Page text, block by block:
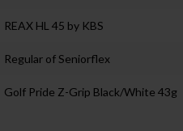
REAX HL 45 by KBS
Regular of Seniorflex
Golf Pride Z-Grip Black/White 43g